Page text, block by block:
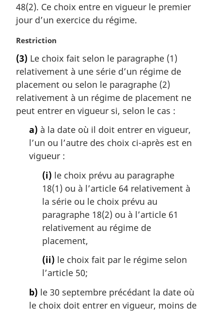
:
48(2). Ce choix entre en vigueur le premier
jour d’un exercice du régime.
N
t
e
m
a
g
Restriction
(3) Le choix fait selon le paragraphe (1)
relativement à une série d’un régime de
placement ou selon le paragraphe (2)
relativement à un régime de placement ne
peut entrer en vigueur si, selon le cas :
a) à la date où il doit entrer en vigueur,
l’un ou l’autre des choix ci-après est en
vigueur :
(i) le choix prévu au paragraphe
18(1) ou à l’article 64 relativement à
la série ou le choix prévu au
paragraphe 18(2) ou à l’article 61
relativement au régime de
placement,
(ii) le choix fait par le régime selon
l’article 50;
b) le 30 septembre précédant la date où
le choix doit entrer en vigueur, moins de